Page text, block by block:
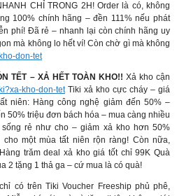
CHỈ TRONG 2H! Order là có, không
100% chính hãng – đền 111% nếu phát
phí! Đã rẻ – nhanh lại còn chính hãng uy
mà không lo hết ví! Còn chờ gì mà không
don-tet
TẾT – XẢ HẾT TOÀN KHO!! Xả kho cận
kho-don-tetTiki xả kho cực cháy – giá
niên: Hàng công nghệ giảm đến 50% –
50% triệu đơn bách hóa – mua càng nhiều
rẻ như cho – giảm xả kho hơn 50%
một mùa tất niên rộn ràng! Còn nữa,
trăm deal xả kho giá tốt chỉ 99K Quà
2 tặng 1 thả ga – cứ mua là có quà!
có trên Tiki Voucher Freeship phủ phê,